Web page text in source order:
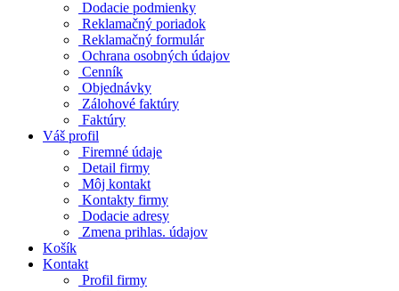
Dodacie podmienky
Reklamačný poriadok
Reklamačný formulár
Ochrana osobných údajov
Cenník
Objednávky
Zálohové faktúry
Faktúry
Váš profil
Firemné údaje
Detail firmy
Môj kontakt
Kontakty firmy
Dodacie adresy
Zmena prihlas. údajov
Košík
Kontakt
Profil firmy